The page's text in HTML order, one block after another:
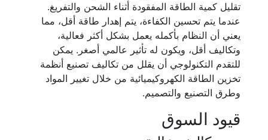
تقليل كمية الطاقة المفقودة أثناء الشحن والتفريغ.
عندما يتم تحسين الكفاءة، يتم إهدار طاقة أقل، مما
يعني أن النظام بأكمله يعمل بشكل أكثر فعالية،
وتكاليف أقل، ويكون له تأثير عالمي أصغر. يمكن
للتقدم التكنولوجي أن يقلل من تكاليف تصنيع أنظمة
تخزين الطاقة الكهروكيميائية من خلال تغيير المواد
وطرق التصنيع والتصميم.
قيود السوق